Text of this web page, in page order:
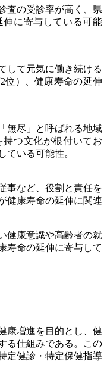
査の受診率が高く、県
伸に寄与している可能
して元気に働き続ける
2位）、健康寿命の延伸
無尽」と呼ばれる地域
つ文化が根付いてお
ている可能性。
事など、役割と責任を
健康寿命の延伸に関連
健康意識や高齢者の就
寿命の延伸に寄与して
康増進を目的とし、健
る仕組みである。この
定健診・特定保健指導